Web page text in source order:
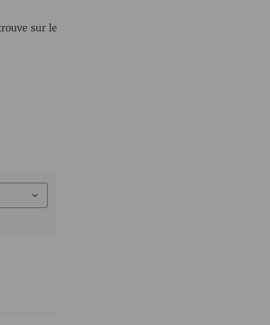
sur le